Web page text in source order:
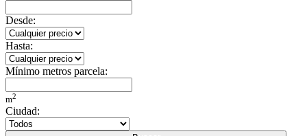
Desde:
Hasta:
Mínimo metros parcela:
m2
Ciudad: